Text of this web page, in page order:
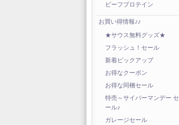
ビーフプロテイン
お買い得情報♪♪
★サウス無料グッズ★
フラッシュ！セール
新着ピックアップ
お得なクーポン
お得な同梱セール
特売～サイバーマンデー セ
ール♪
ガレージセール